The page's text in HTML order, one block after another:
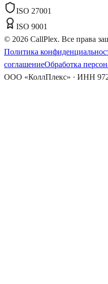
ISO 27001
ISO 9001
© 2026 CallPlex. Все права
Политика
соглашениеОбработка
ООО «КоллПлекс» · ИНН